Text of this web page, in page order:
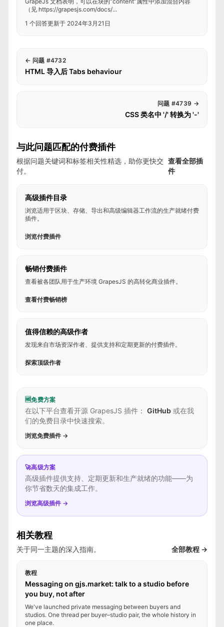
（见 https://grapesjs.com/docs/...
1 个回答更新于 2024年3月21日
← 问题 #4732
HTML 导入后 Tabs behaviour
问题 #4739 →
CSS 类名中 '/' 转换为 '-'
与此问题匹配的付费插件
根据问题关键词和标签相关性精选，助你更快交
付。
查看全部插
件
高级插件目录
浏览适用于区块、存储、导出和高级编辑器工作流的生产就绪付费
插件。
浏览付费插件
畅销付费插件
查看被各团队用于生产环境 GrapesJS 的高转化商业插件。
查看付费畅销榜
值得信赖的高级作者
发现来自市场资深作者、提供支持和定期更新的付费插件。
探索顶级作者
🆓免费方案
在以下平台查看开源 GrapesJS 插件： GitHub 或在我
们的免费目录中快速搜索。
浏览免费插件 →
🚀高级方案
高级插件提供支持、定期更新和生产就绪的功能——为
你节省数天的集成工作。
浏览高级插件 →
相关教程
关于同一主题的深入指南。 全部教程 →
教程
Messaging on gjs.market: talk to a studio before
you buy, not after
We've launched private messaging between buyers and
studios. One thread per buyer–studio pair, the whole history in
one place.